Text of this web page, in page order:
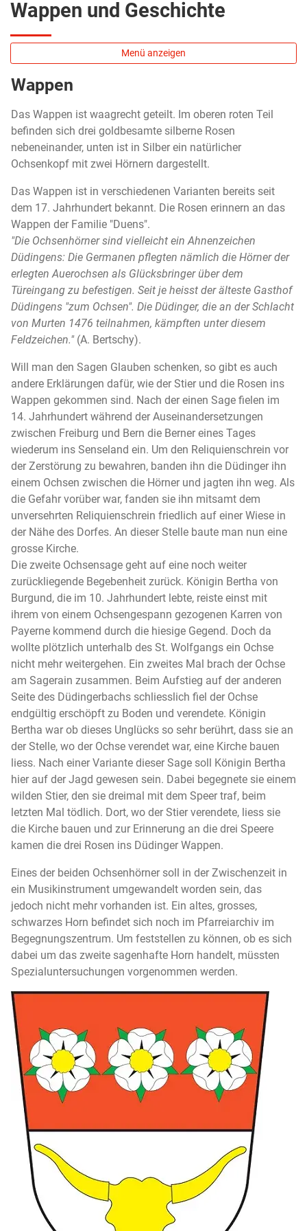
Wappen und Geschichte
Menü anzeigen
Wappen
Das Wappen ist waagrecht geteilt. Im oberen roten Teil
befinden sich drei goldbesamte silberne Rosen
nebeneinander, unten ist in Silber ein natürlicher
Ochsenkopf mit zwei Hörnern dargestellt.
Das Wappen ist in verschiedenen Varianten bereits seit
dem 17. Jahrhundert bekannt. Die Rosen erinnern an das
Wappen der Familie "Duens".
"Die Ochsenhörner sind vielleicht ein Ahnenzeichen
Düdingens: Die Germanen pflegten nämlich die Hörner der
erlegten Auerochsen als Glücksbringer über dem
Türeingang zu befestigen. Seit je heisst der älteste Gasthof
Düdingens "zum Ochsen". Die Düdinger, die an der Schlacht
von Murten 1476 teilnahmen, kämpften unter diesem
Feldzeichen." (A. Bertschy).
Will man den Sagen Glauben schenken, so gibt es auch
andere Erklärungen dafür, wie der Stier und die Rosen ins
Wappen gekommen sind. Nach der einen Sage fielen im
14. Jahrhundert während der Auseinandersetzungen
zwischen Freiburg und Bern die Berner eines Tages
wiederum ins Senseland ein. Um den Reliquienschrein vor
der Zerstörung zu bewahren, banden ihn die Düdinger ihn
einem Ochsen zwischen die Hörner und jagten ihn weg. Als
die Gefahr vorüber war, fanden sie ihn mitsamt dem
unversehrten Reliquienschrein friedlich auf einer Wiese in
der Nähe des Dorfes. An dieser Stelle baute man nun eine
grosse Kirche.
Die zweite Ochsensage geht auf eine noch weiter
zurückliegende Begebenheit zurück. Königin Bertha von
Burgund, die im 10. Jahrhundert lebte, reiste einst mit
ihrem von einem Ochsengespann gezogenen Karren von
Payerne kommend durch die hiesige Gegend. Doch da
wollte plötzlich unterhalb des St. Wolfgangs ein Ochse
nicht mehr weitergehen. Ein zweites Mal brach der Ochse
am Sagerain zusammen. Beim Aufstieg auf der anderen
Seite des Düdingerbachs schliesslich fiel der Ochse
endgültig erschöpft zu Boden und verendete. Königin
Bertha war ob dieses Unglücks so sehr berührt, dass sie an
der Stelle, wo der Ochse verendet war, eine Kirche bauen
liess. Nach einer Variante dieser Sage soll Königin Bertha
hier auf der Jagd gewesen sein. Dabei begegnete sie einem
wilden Stier, den sie dreimal mit dem Speer traf, beim
letzten Mal tödlich. Dort, wo der Stier verendete, liess sie
die Kirche bauen und zur Erinnerung an die drei Speere
kamen die drei Rosen ins Düdinger Wappen.
Eines der beiden Ochsenhörner soll in der Zwischenzeit in
ein Musikinstrument umgewandelt worden sein, das
jedoch nicht mehr vorhanden ist. Ein altes, grosses,
schwarzes Horn befindet sich noch im Pfarreiarchiv im
Begegnungszentrum. Um feststellen zu können, ob es sich
dabei um das zweite sagenhafte Horn handelt, müssten
Spezialuntersuchungen vorgenommen werden.